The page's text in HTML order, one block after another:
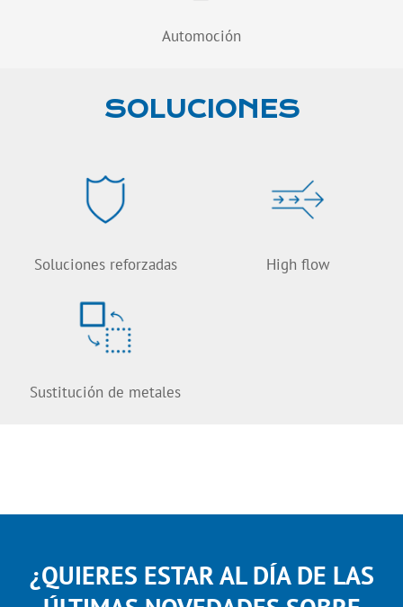
Automoción
SOLUCIONES
Soluciones reforzadas High flow
Sustitución de metales
¿QUIERES ESTAR AL DÍA DE LAS